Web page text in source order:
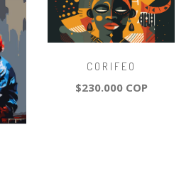
CORIFEO
$230.000 COP